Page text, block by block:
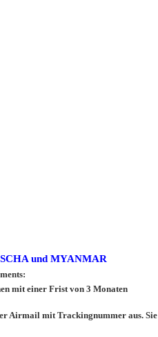
und MYANMAR
mit einer Frist von 3 Monaten
Airmail mit Trackingnummer aus. Sie